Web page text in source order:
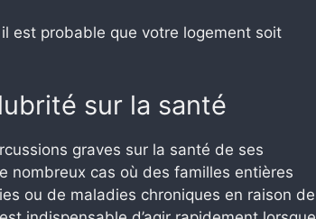
est probable que votre logement soit
sur la santé
graves sur la santé de ses
nombreux cas où des familles entières
ou de maladies chroniques en raison de